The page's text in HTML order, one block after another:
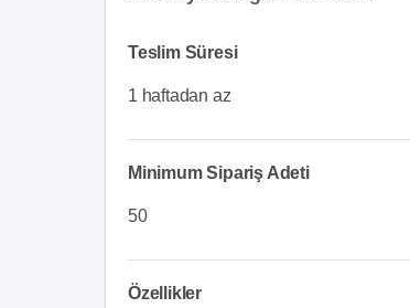
Teslim Süresi
1 haftadan az
Minimum Sipariş Adeti
50
Özellikler